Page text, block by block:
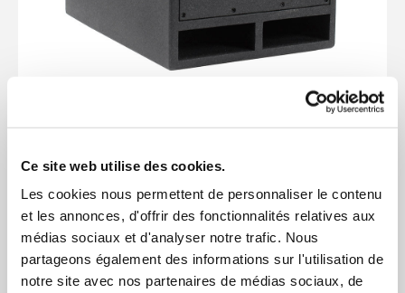
Ce site web utilise des cookies.
Les cookies nous permettent de personnaliser le contenu
et les annonces, d'offrir des fonctionnalités relatives aux
médias sociaux et d'analyser notre trafic. Nous
partageons également des informations sur l'utilisation de
notre site avec nos partenaires de médias sociaux, de
E PRO SUB 12 - Elokance
657,60 €